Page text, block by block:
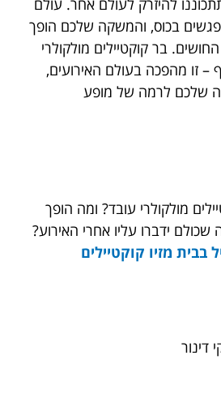
להיזרק לעולם אחר. עולם
בכוס, והמשקה שלכם הופך
בר קוקטיילים מולקולרי
– זו מהפכה בעולם האירועים,
שלכם לרמה של מופע
מולקולרי עובד? ומה הופך
שכולם ידברו עליו אחרי האירוע?
בבית מזיו קוקטיילים
דינור